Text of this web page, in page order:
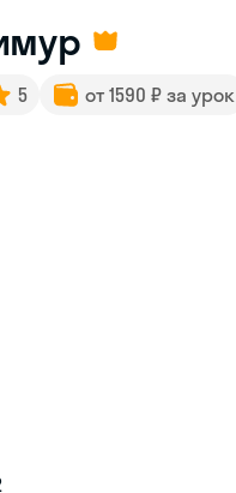
5 от 1590 ₽ за урок